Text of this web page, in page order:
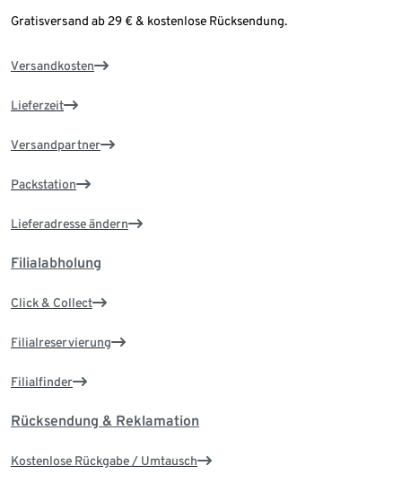
Gratisversand ab 29 € & kostenlose Rücksendung.
Versandkosten
Lieferzeit
Versandpartner
Packstation
Lieferadresse ändern
Filialabholung
Click & Collect
Filialreservierung
Filialfinder
Rücksendung & Reklamation
Kostenlose Rückgabe / Umtausch